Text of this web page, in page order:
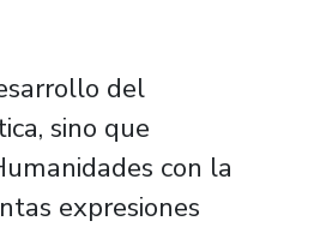
del
sino que
con la
expresiones